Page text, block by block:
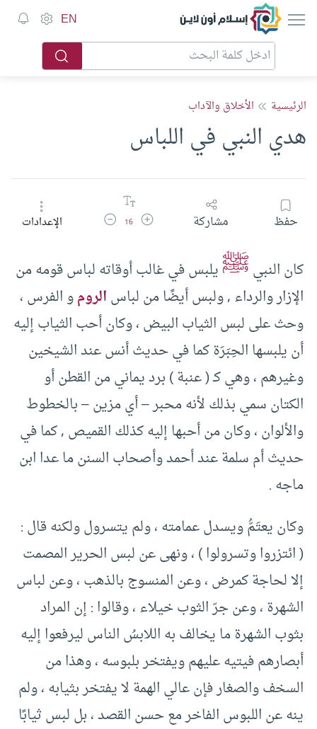
إسلام أون لاين EN
الرئيسية الأخلاق والآداب
هدي النبي في اللباس
حفظ مشاركة زيادة حجم الخط
16 تقليل حجم الخطالإعدادات
كان النبيﷺيلبس في غالب أوقاته لباس قومه من
الإزار والرداء , ولبس أيضًا من لباسالرومو الفرس ،
وحث على لبس الثياب البيض ، وكان أحب الثياب إليه
أن يلبسها الحِبَرَة كما في حديث أنس عند الشيخين
وغيرهم ، وهي كـ ( عنبة ) برد يماني من القطن أو
الكتان سمي بذلك لأنه محبر – أي مزين – بالخطوط
والألوان ، وكان من أحبها إليه كذلك القميص , كما في
حديث أم سلمة عند أحمد وأصحاب السنن ما عدا ابن
ماجه .
وكان يعتَمُّ ويسدل عمامته ، ولم يتسرول ولكنه قال :
( ائتزروا وتسرولوا ) ، ونهى عن لبس الحرير المصمت
إلا لحاجة كمرض ، وعن المنسوج بالذهب ، وعن لباس
الشهرة ، وعن جرّ الثوب خيلاء ، وقالوا : إن المراد
بثوب الشهرة ما يخالف به اللابسُ الناس ليرفعوا إليه
أبصارهم فيتيه عليهم ويفتخر بلبوسه ، وهذا من
السخف والصغار فإن عالي الهمة لا يفتخر بثيابه ، ولم
ينه عن اللبوس الفاخر مع حسن القصد ، بل لبس ثيابًا